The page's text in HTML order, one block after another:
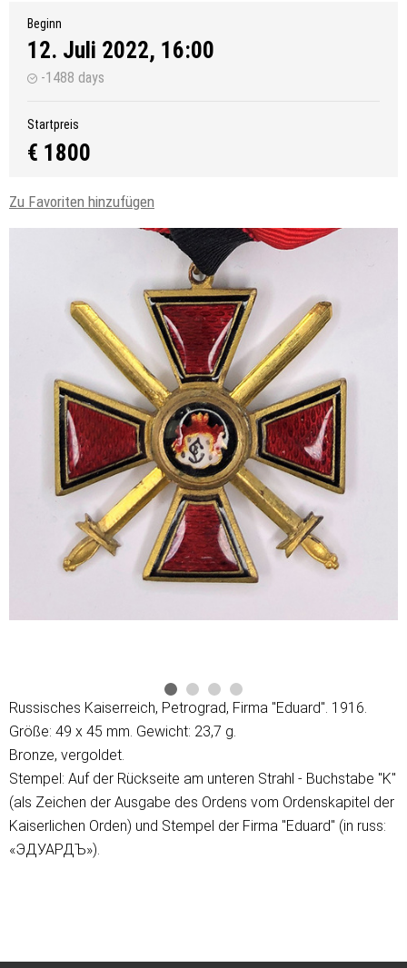
Beginn
12. Juli 2022, 16:00
-1488 days
Startpreis
€ 1800
Zu Favoriten hinzufügen
Russisches Kaiserreich, Petrograd, Firma "Eduard". 1916.
Größe: 49 x 45 mm. Gewicht: 23,7 g.
Bronze, vergoldet.
Stempel: Auf der Rückseite am unteren Strahl - Buchstabe "K"
(als Zeichen der Ausgabe des Ordens vom Ordenskapitel der
Kaiserlichen Orden) und Stempel der Firma "Eduard" (in russ:
«ЭДУАРДЪ»).